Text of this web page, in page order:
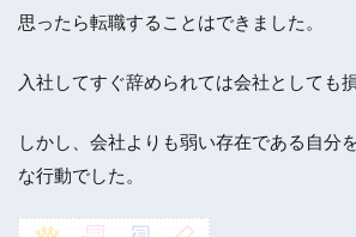
思ったら転職することはできました。
入社してすぐ辞められては会社としても
しかし、会社よりも弱い存在である自分
な行動でした。